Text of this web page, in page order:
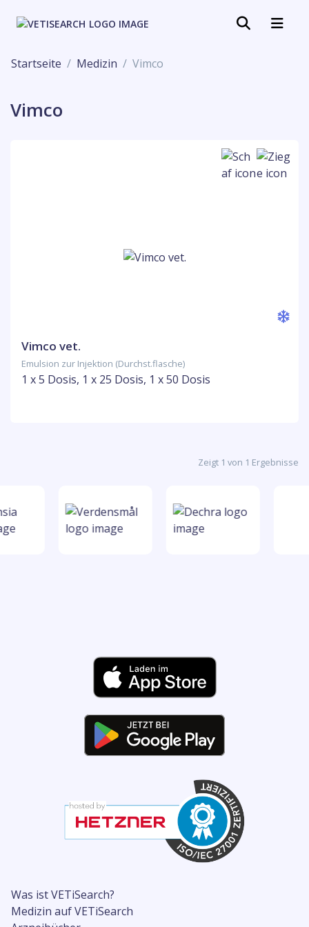
Startseite Medizin Vimco
Vimco
Vimco vet.
Emulsion zur Injektion (Durchst.flasche)
1 x 5 Dosis, 1 x 25 Dosis, 1 x 50 Dosis
Zeigt 1 von 1 Ergebnisse
Was ist VETiSearch?
Medizin auf VETiSearch